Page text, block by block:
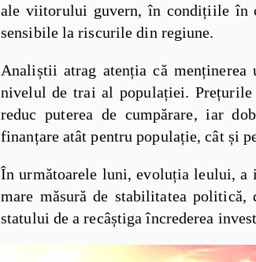
ale viitorului guvern, în condițiile în
sensibile la riscurile din regiune.
Analiștii atrag atenția că
nivelul de trai al populației.
reduc puterea de cumpărare, iar
finanțare atât pentru populație, cât și
În următoarele luni, evoluția leului,
mare măsură de stabilitatea politică,
statului de a recâștiga încrederea